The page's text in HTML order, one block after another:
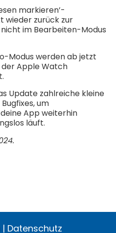
markieren’-
wieder zurück zur
im Bearbeiten-Modus
Modus werden ab jetzt
Apple Watch
Update zahlreiche kleine
um
App weiterhin
läuft.
| Datenschutz